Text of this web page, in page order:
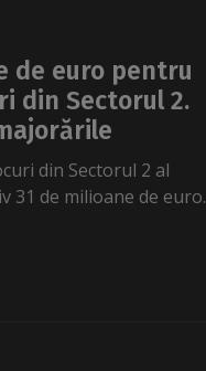
de euro pentru
din Sectorul 2.
din Sectorul 2 al
31 de milioane de euro.